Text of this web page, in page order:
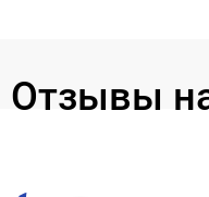
Отзывы